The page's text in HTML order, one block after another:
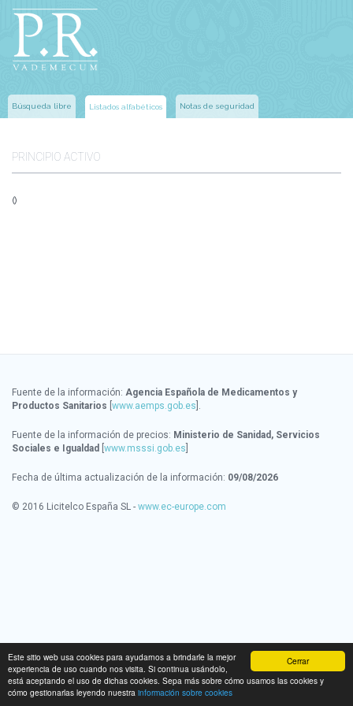
Cerrar
Este sitio web usa cookies para ayudarnos a brindarle la mejor
experiencia de uso cuando nos visita. Si continua usándolo,
está aceptando el uso de dichas cookies. Sepa más sobre cómo usamos las cookies y
cómo gestionarlas leyendo nuestra información sobre cookies
Búsqueda libre Listados alfabéticos Notas de seguridad
PRINCIPIO ACTIVO
()
Fuente de la información: Agencia Española de Medicamentos y
Productos Sanitarios www.aemps.gob.es ].
Fuente de la información de precios: Ministerio de Sanidad, Servicios
Sociales e Igualdad www.msssi.gob.es
Fecha de última actualización de la información: 09/08/2026
© 2016 Licitelco España SL - www.ec-europe.com